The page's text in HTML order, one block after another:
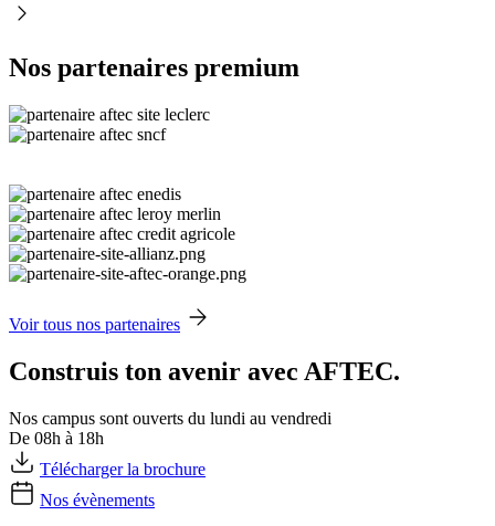
Nos partenaires premium
Voir tous nos partenaires
Construis ton avenir avec AFTEC.
Nos campus sont ouverts du lundi au vendredi
De 08h à 18h
Télécharger la brochure
Nos évènements